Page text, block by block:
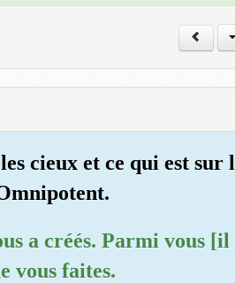
les cieux et ce qui est
a créés. Parmi vous
vous faites.